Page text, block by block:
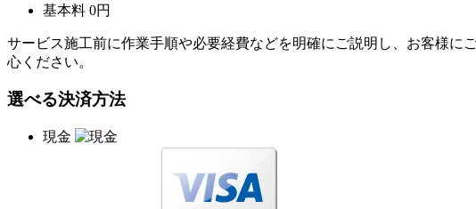
基本料 0円
サービス施工前に作業手順や必要経費などを明確にご説明し、お客様
心ください。
選べる決済方法
現金